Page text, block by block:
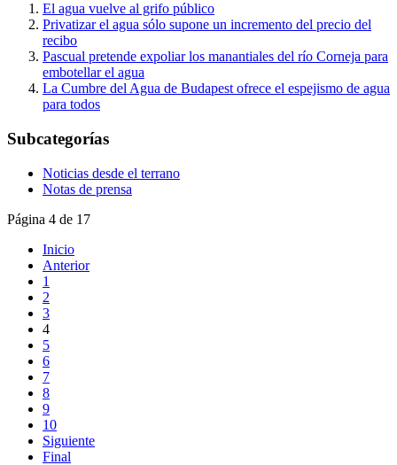
El agua vuelve al grifo público
Privatizar el agua sólo supone un incremento del precio del
recibo
Pascual pretende expoliar los manantiales del río Corneja para
embotellar el agua
La Cumbre del Agua de Budapest ofrece el espejismo de agua
para todos
Subcategorías
Noticias desde el terrano
Notas de prensa
Página 4 de 17
Inicio
Anterior
1
2
3
4
5
6
7
8
9
10
Siguiente
Final